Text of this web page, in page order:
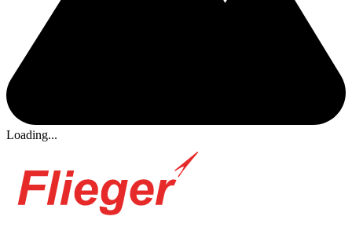
Loading...